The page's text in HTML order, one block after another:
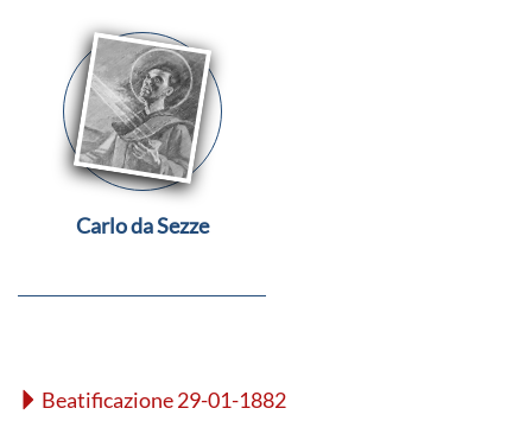
Carlo da Sezze
Beatificazione 29-01-1882